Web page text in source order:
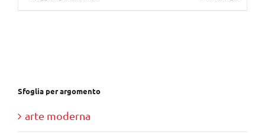
Sfoglia per argomento
arte moderna